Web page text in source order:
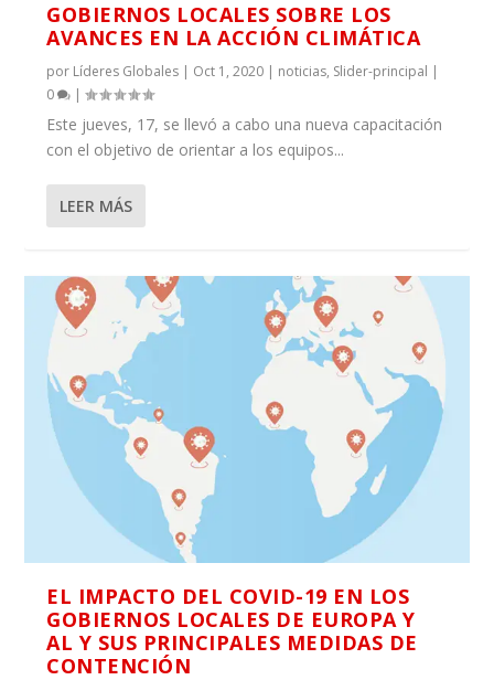
GOBIERNOS LOCALES SOBRE LOS
AVANCES EN LA ACCIÓN CLIMÁTICA
por Líderes Globales | Oct 1, 2020 | noticias, Slider-principal |
0
|
Este jueves, 17, se llevó a cabo una nueva capacitación
con el objetivo de orientar a los equipos...
LEER MÁS
EL IMPACTO DEL COVID-19 EN LOS
GOBIERNOS LOCALES DE EUROPA Y
AL Y SUS PRINCIPALES MEDIDAS DE
CONTENCIÓN